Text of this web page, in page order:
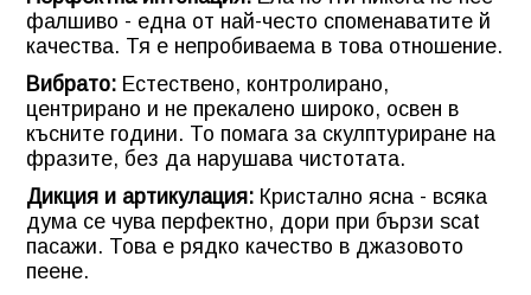
фалшиво - една от най-често споменаватите й
качества. Тя е непробиваема в това отношение.
Вибрато: Естествено, контролирано,
центрирано и не прекалено широко, освен в
късните години. То помага за скулптуриране на
фразите, без да нарушава чистотата.
Дикция и артикулация: Кристално ясна - всяка
дума се чува перфектно, дори при бързи scat
пасажи. Това е рядко качество в джазовото
пеене.